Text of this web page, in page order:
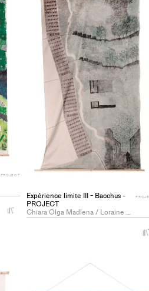
PROJECT
Expérience limite III - Bacchus -
PROJECT
Chiara Olga Madlena / Loraine Marques Antunes
+
Add
+